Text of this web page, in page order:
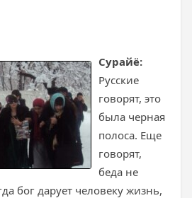
​​Сурайё:
Русские
говорят, это
была черная
полоса. Еще
говорят,
беда не
бог дарует человеку жизнь,